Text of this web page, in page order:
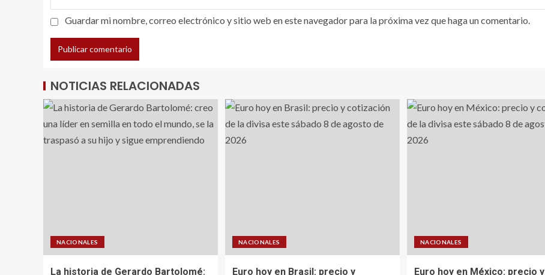
Guardar mi nombre, correo electrónico y sitio web en este navegador para la próxima vez que haga un comentario.
NOTICIAS RELACIONADAS
NACIONALES
La historia de Gerardo Bartolomé:
NACIONALES
Euro hoy en Brasil: precio y
NACIONALES
Euro hoy en México: precio y